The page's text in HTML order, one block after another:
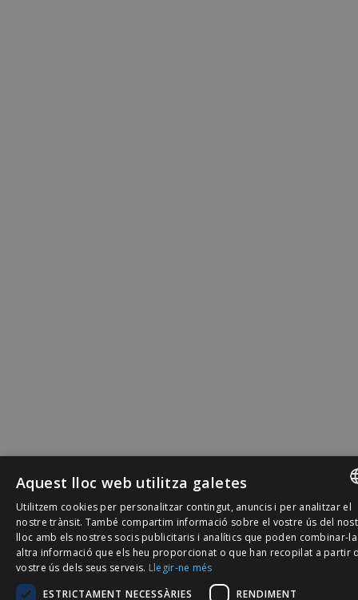
SPANISH
CATALÀ
Aquest lloc web utilitza galetes
Utilitzem cookies per personalitzar contingut, anuncis i per analitzar el
nostre trànsit. També compartim informació sobre el vostre ús del
lloc amb els nostres socis publicitaris i analítics que poden combinar-
altra informació que els heu proporcionat o que han recopilat a partir
vostre ús dels seus serveis. Llegir-ne més
ESTRICTAMENT NECESSÀRIES
RENDIMENT